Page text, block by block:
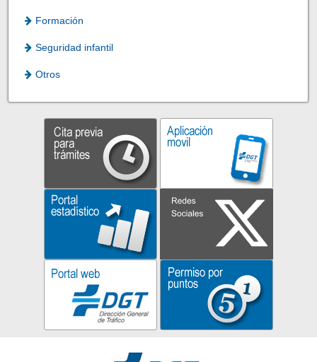
Formación
Seguridad infantil
Otros